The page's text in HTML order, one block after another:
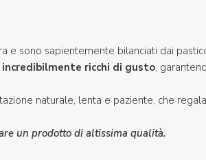
e sono sapientemente bilanciati dai
ricchi di gusto,
naturale, lenta e paziente, che
un prodotto di altissima qualità.